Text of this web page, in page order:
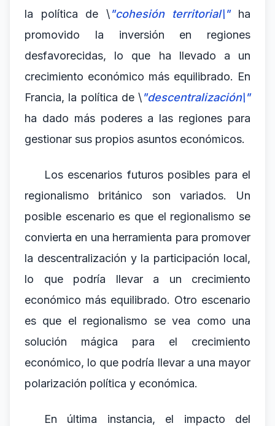
la política de \"cohesión territorial\"ha
promovido la inversión en regiones
desfavorecidas, lo que ha llevado a un
crecimiento económico más equilibrado. En
Francia, la política de \"descentralización\"
ha dado más poderes a las regiones para
gestionar sus propios asuntos económicos.
Los escenarios futuros posibles para el
regionalismo británico son variados. Un
posible escenario es que el regionalismo se
convierta en una herramienta para promover
la descentralización y la participación local,
lo que podría llevar a un crecimiento
económico más equilibrado. Otro escenario
es que el regionalismo se vea como una
solución mágica para el crecimiento
económico, lo que podría llevar a una mayor
polarización política y económica.
En última instancia, el impacto del